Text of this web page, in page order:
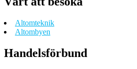
Altomteknik
Altombyen
Handelsförbund